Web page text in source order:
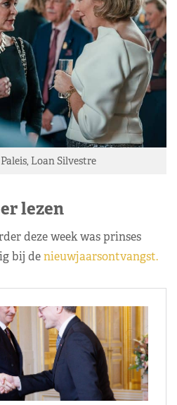
Loan Silvestre
lezen
deze week was prinses
bij denieuwjaarsontvangst.